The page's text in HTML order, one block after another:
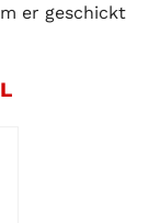
er geschickt